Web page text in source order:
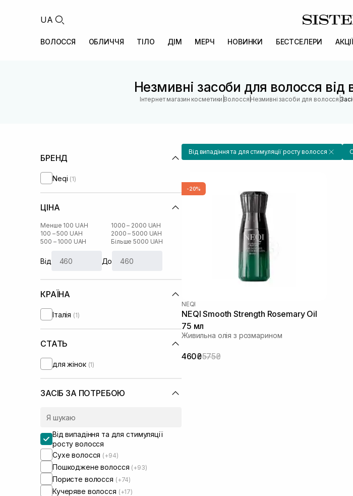
UA
ВОЛОССЯ ОБЛИЧЧЯ ТІЛО ДІМ МЕРЧ НОВИНКИ БЕСТСЕЛЕРИ
Незмивні засоби для волосся від
Інтернет магазин косметики |Волосся |Незмивні засоби для волосся |
БРЕНД
Neqi (1)
ЦІНА
Менше 100 UAH
100 – 500 UAH
500 – 1000 UAH
1000 – 2000 UAH
2000 – 5000 UAH
Більше 5000 UAH
Від До
КРАЇНА
Італія (1)
СТАТЬ
для жінок (1)
ЗАСІБ ЗА ПОТРЕБОЮ
Від випадіння та для стимуляції
росту волосся
Сухе волосся (+94)
Пошкоджене волосся (+93)
Пористе волосся (+74)
Кучеряве волосся (+17)
Від випадіння та для стимуляції росту волосся
-20%
NEQI
NEQI Smooth Strength Rosemary Oil
75 мл
Живильна олія з розмарином
460₴575₴